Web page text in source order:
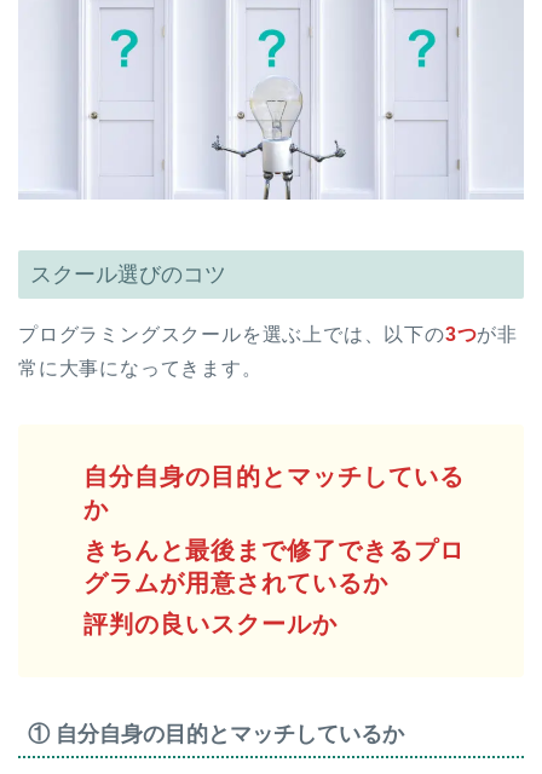
スクール選びのコツ
プログラミングスクールを選ぶ上では、以下の3つが非
常に大事になってきます。
自分自身の目的とマッチしている
か
きちんと最後まで修了できるプロ
グラムが用意されているか
評判の良いスクールか
① 自分自身の目的とマッチしているか